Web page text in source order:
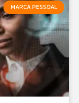
MARCA PESSOAL